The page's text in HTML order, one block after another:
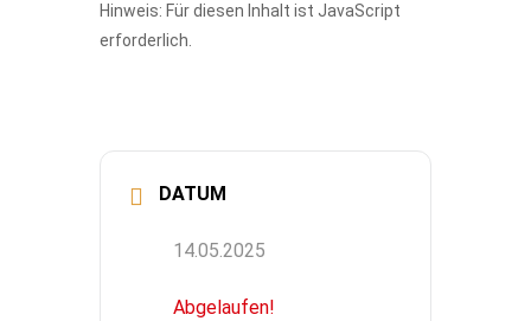
Hinweis: Für diesen Inhalt ist JavaScript
erforderlich.
DATUM
14.05.2025
Abgelaufen!